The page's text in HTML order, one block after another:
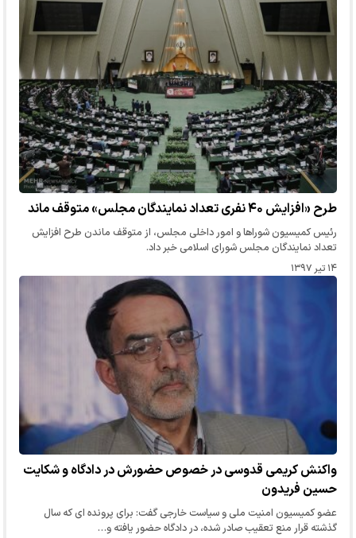
طرح «افزایش ۴۰ نفری تعداد نمایندگان مجلس» متوقف ماند
رئیس کمیسیون شوراها و امور داخلی مجلس، از متوقف ماندن طرح افزایش
تعداد نمایندگان مجلس شورای اسلامی خبر داد.
۱۴ تیر ۱۳۹۷
واکنش کریمی قدوسی در خصوص حضورش در دادگاه و شکایت
حسین فریدون
عضو کمیسیون امنیت ملی و سیاست خارجی گفت: برای پرونده ای که سال
گذشته قرار منع تعقیب صادر شده، در دادگاه حضور یافته و…